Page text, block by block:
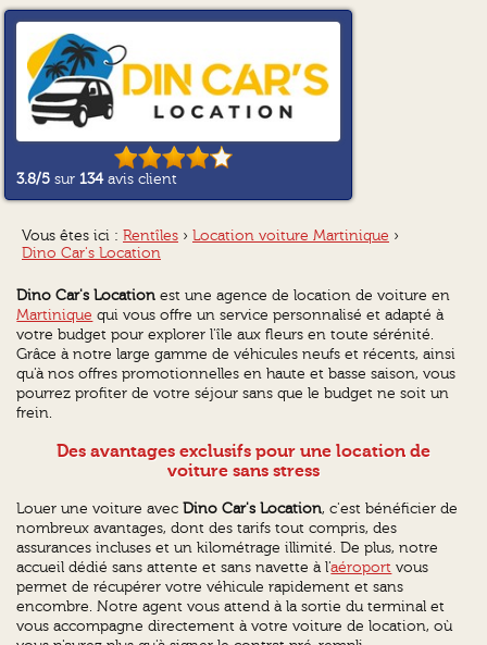
3.8/5 sur 134 avis client
Vous êtes ici : Rentîles › Location voiture Martinique ›
Dino Car's Location
Dino Car's Location est une agence de location de voiture en
Martinique qui vous offre un service personnalisé et adapté à
votre budget pour explorer l'île aux fleurs en toute sérénité.
Grâce à notre large gamme de véhicules neufs et récents, ainsi
qu'à nos offres promotionnelles en haute et basse saison, vous
pourrez profiter de votre séjour sans que le budget ne soit un
frein.
Des avantages exclusifs pour une location de
voiture sans stress
Louer une voiture avecDino Car's Location, c'est bénéficier de
nombreux avantages, dont des tarifs tout compris, des
assurances incluses et un kilométrage illimité. De plus, notre
accueil dédié sans attente et sans navette à l'aéroport vous
permet de récupérer votre véhicule rapidement et sans
encombre. Notre agent vous attend à la sortie du terminal et
vous accompagne directement à votre voiture de location, où